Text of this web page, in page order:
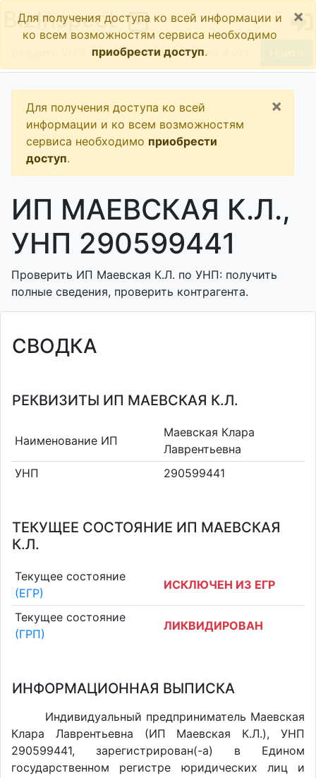
BizInspect
Для получения доступа ко всей информации и
ко всем возможностям сервиса необходимо
приобрести доступ.
×
Для получения доступа ко всей
информации и ко всем возможностям
сервиса необходимо приобрести
доступ.
×
ИП МАЕВСКАЯ К.Л.,
УНП 290599441
Проверить ИП Маевская К.Л. по УНП: получить
полные сведения, проверить контрагента.
СВОДКА
РЕКВИЗИТЫ ИП МАЕВСКАЯ К.Л.
Наименование ИП
Маевская Клара
Лаврентьевна
УНП
290599441
ТЕКУЩЕЕ СОСТОЯНИЕ ИП МАЕВСКАЯ
К.Л.
Текущее состояние
(ЕГР)
ИСКЛЮЧЕН ИЗ ЕГР
Текущее состояние
(ГРП)
ЛИКВИДИРОВАН
ИНФОРМАЦИОННАЯ ВЫПИСКА
Индивидуальный предприниматель Маевская
Клара Лаврентьевна (ИП Маевская К.Л.), УНП
290599441, зарегистрирован(-а) в Едином
государственном регистре юридических лиц и